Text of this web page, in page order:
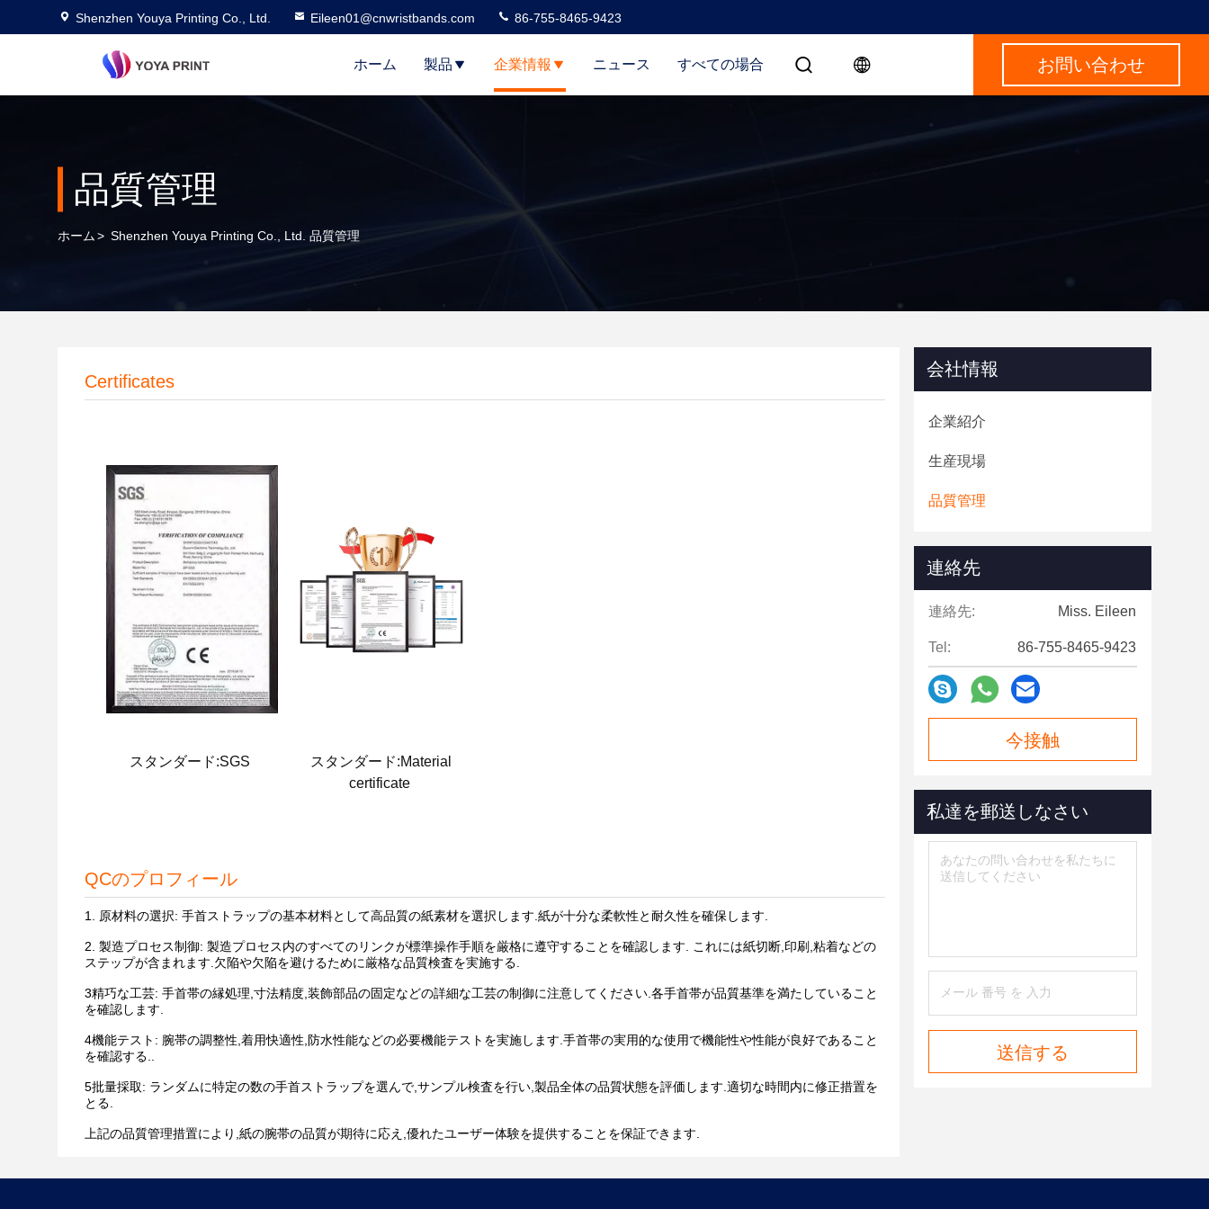
Shenzhen Youya Printing Co., Ltd. Eileen01@cnwristbands.com 86-755-8465-9423
ホーム 製品 企業情報 ニュース すべての場合 お問い合わせ
品質管理
ホーム> Shenzhen Youya Printing Co., Ltd. 品質管理
Certificates
スタンダード:SGS
スタンダード:Material
certificate
QCのプロフィール
1. 原材料の選択: 手首ストラップの基本材料として高品質の紙素材を選択します.紙が十分な柔軟性と耐久性を確保します.
2. 製造プロセス制御: 製造プロセス内のすべてのリンクが標準操作手順を厳格に遵守することを確認します. これには紙切断,印刷,粘着などの
ステップが含まれます.欠陥や欠陥を避けるために厳格な品質検査を実施する.
3精巧な工芸: 手首帯の縁処理,寸法精度,装飾部品の固定などの詳細な工芸の制御に注意してください.各手首帯が品質基準を満たしていること
を確認します.
4機能テスト: 腕帯の調整性,着用快適性,防水性能などの必要機能テストを実施します.手首帯の実用的な使用で機能性や性能が良好であること
を確認する..
5批量採取: ランダムに特定の数の手首ストラップを選んで,サンプル検査を行い,製品全体の品質状態を評価します.適切な時間内に修正措置を
とる.
上記の品質管理措置により,紙の腕帯の品質が期待に応え,優れたユーザー体験を提供することを保証できます.
会社情報
企業紹介
生産現場
品質管理
連絡先
連絡先: Miss. Eileen
Tel: 86-755-8465-9423
今接触
私達を郵送しなさい
送信する